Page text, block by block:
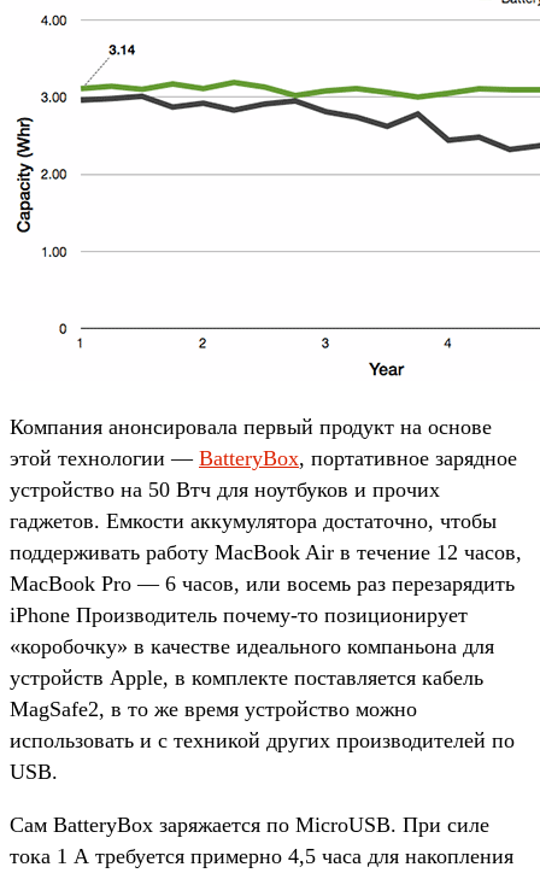
Компания анонсировала первый продукт на основе
этой технологии — BatteryBox, портативное зарядное
устройство на 50 Втч для ноутбуков и прочих
гаджетов. Емкости аккумулятора достаточно, чтобы
поддерживать работу MacBook Air в течение 12 часов,
MacBook Pro — 6 часов, или восемь раз перезарядить
iPhone Производитель почему-то позиционирует
«коробочку» в качестве идеального компаньона для
устройств Apple, в комплекте поставляется кабель
MagSafe2, в то же время устройство можно
использовать и с техникой других производителей по
USB.
Сам BatteryBox заряжается по MicroUSB. При силе
тока 1 А требуется примерно 4,5 часа для накопления